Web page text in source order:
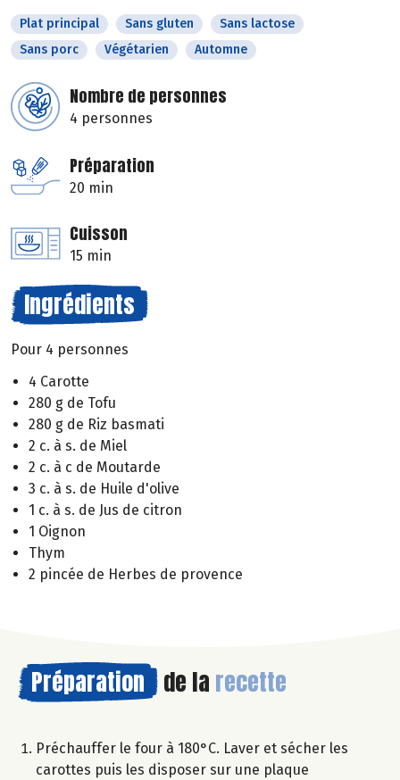
Plat principal Sans gluten
Sans lactose
Sans porc
Végétarien Automne
Nombre de personnes
4 personnes
Préparation
20 min
Cuisson
15 min
Ingrédients
Pour 4 personnes
4 Carotte
280 g de Tofu
280 g de Riz basmati
2 c. à s. de Miel
2 c. à c de Moutarde
3 c. à s. de Huile d'olive
1 c. à s. de Jus de citron
1 Oignon
Thym
2 pincée de Herbes de provence
Préparation de la recette
Préchauffer le four à 180°C. Laver et sécher les
carottes puis les disposer sur une plaque